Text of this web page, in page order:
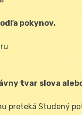
pokynov.
tvar slova
preteká Studený